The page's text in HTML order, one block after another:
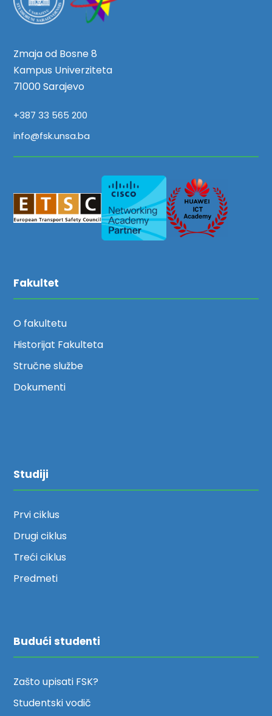
Zmaja od Bosne 8
Kampus Univerziteta
71000 Sarajevo
+387 33 565 200
info@fsk.unsa.ba
Fakultet
O fakultetu
Historijat Fakulteta
Stručne službe
Dokumenti
Studiji
Prvi ciklus
Drugi ciklus
Treći ciklus
Predmeti
Budući studenti
Zašto upisati FSK?
Studentski vodič